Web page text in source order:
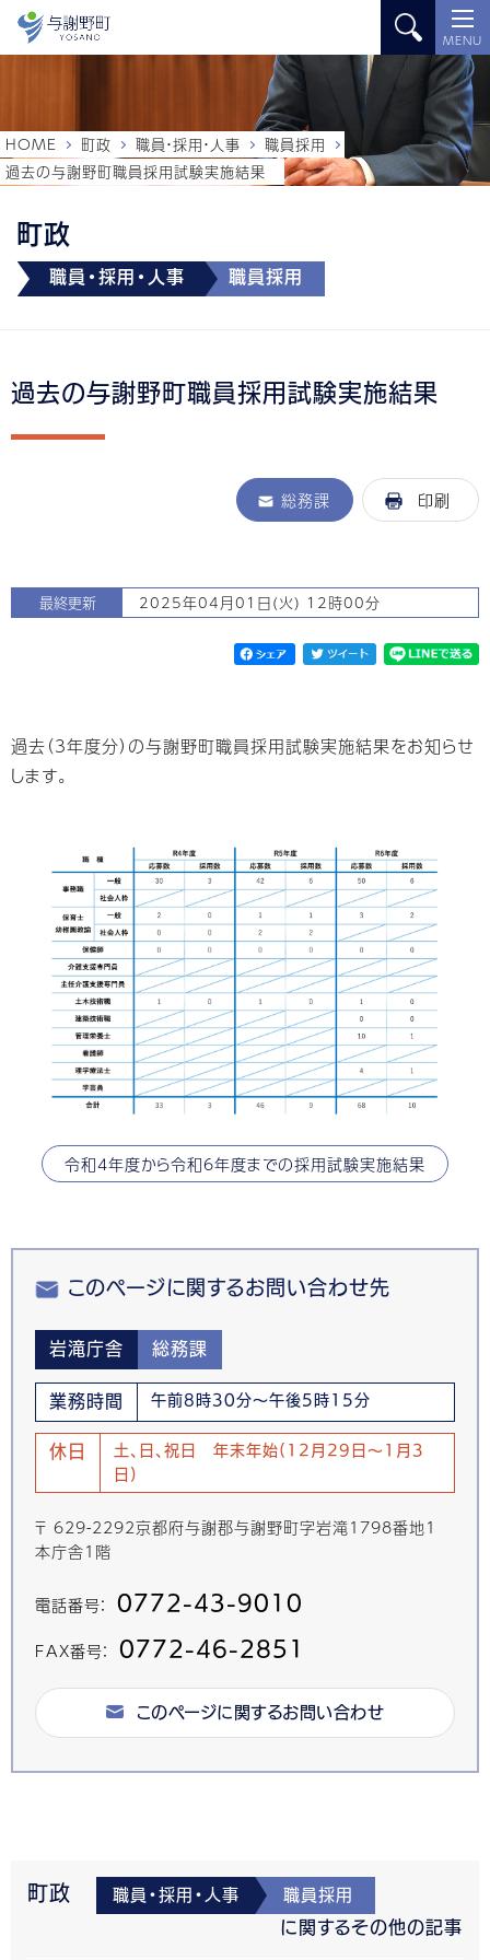
MENU
町政
職員・採用・人事 職員採用
HOME 町政 職員・採用・人事
職員採用
過去の与謝野町職員採用試験実施結果
過去の与謝野町職員採用試験実施結果
総務課 印刷
最終更新 2025年04月01日(火) 12時00分
過去（3年度分）の与謝野町職員採用試験実施結果をお知らせ
します。
令和4年度から令和6年度までの採用試験実施結果
このページに関するお問い合わせ先
岩滝庁舎 総務課
業務時間 午前8時30分～午後5時15分
休日
土、日、祝日 年末年始(12月29日～1月3
日)
〒 629-2292京都府与謝郡与謝野町字岩滝1798番地1
本庁舎1階
電話番号： 0772-43-9010
FAX番号： 0772-46-2851
このページに関するお問い合わせ
町政 職員・採用・人事 職員採用
に関するその他の記事